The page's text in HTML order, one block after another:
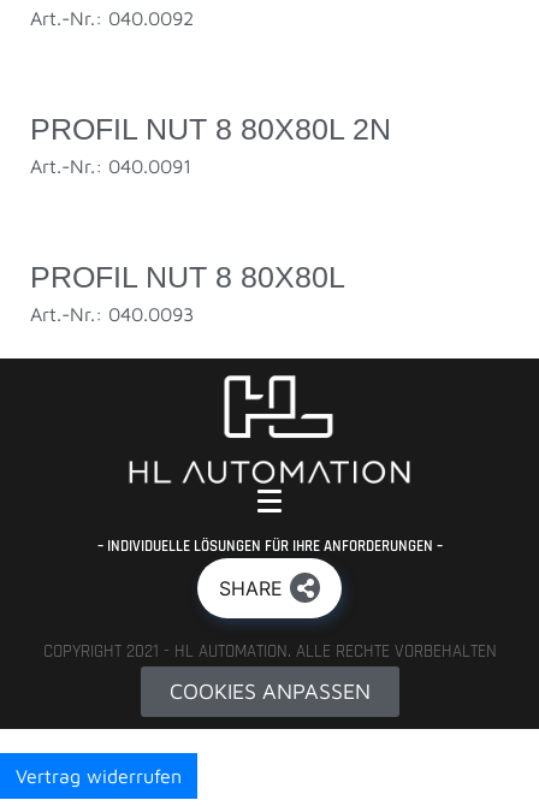
Art.-Nr.: 040.0092
PROFIL NUT 8 80X80L 2N
Art.-Nr.: 040.0091
PROFIL NUT 8 80X80L
Art.-Nr.: 040.0093
– INDIVIDUELLE LÖSUNGEN FÜR IHRE ANFORDERUNGEN –
SHARE
COPYRIGHT 2021 - HL AUTOMATION. ALLE RECHTE VORBEHALTEN
COOKIES ANPASSEN
Vertrag widerrufen